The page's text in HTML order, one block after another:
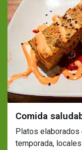
Comida
Platos
temporada,